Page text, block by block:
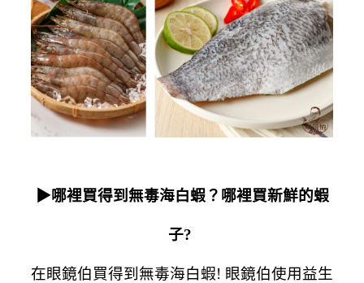
▶哪裡買得到無毒海白蝦？哪裡買新鮮的蝦
子?
在眼鏡伯買得到無毒海白蝦! 眼鏡伯使用益生